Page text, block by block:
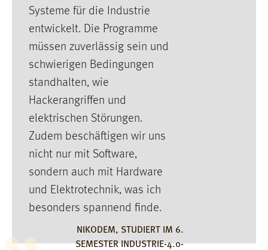
Systeme für die Industrie
entwickelt. Die Programme
müssen zuverlässig sein und
schwierigen Bedingungen
standhalten, wie
Hackerangriffen und
elektrischen Störungen.
Zudem beschäftigen wir uns
nicht nur mit Software,
sondern auch mit Hardware
und Elektrotechnik, was ich
besonders spannend finde.
NIKODEM, STUDIERT IM 6.
SEMESTER INDUSTRIE-4.0-
Um Inhalte von Videoplattformen und Social Media
externen Medien Cookies gesetzt.
YouTube
Vimeo